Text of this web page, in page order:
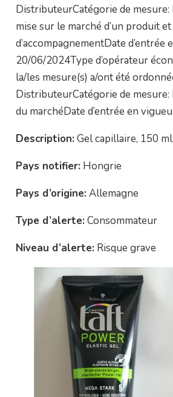
DistributeurCatégorie de
mise sur le marché d’un produit
d’accompagnementDate d’entrée
20/06/2024Type d’opérateur
la/les mesure(s) a/ont été
DistributeurCatégorie de
du marchéDate d’entrée en
Description: Gel capillaire, 150 ml.
Pays notifier: Hongrie
Pays d’origine: Allemagne
Type d’alerte: Consommateur
Niveau d’alerte: Risque grave